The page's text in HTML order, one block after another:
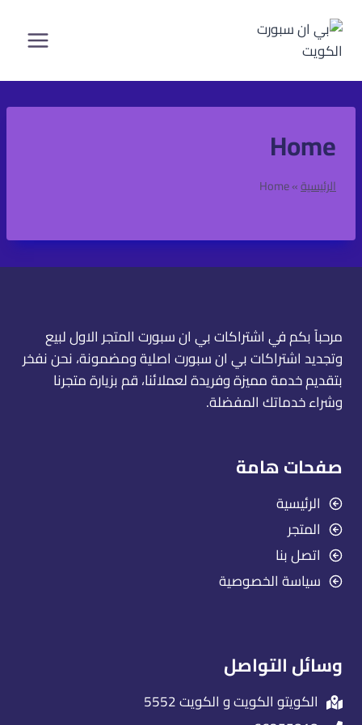
المحتوى
Home
الرئيسية»
Home
مرحباً بكم في اشتراكات بي ان سبورت المتجر الاول لبيع
وتجديد اشتراكات بي ان سبورت اصلية ومضمونة، نحن نفخر
بتقديم خدمة مميزة وفريدة لعملائنا، قم بزيارة متجرنا
وشراء خدماتك المفضلة.
صفحات هامة
الرئيسية
المتجر
اتصل بنا
سياسة الخصوصية
وسائل التواصل
الكويتو الكويت و الكويت 5552